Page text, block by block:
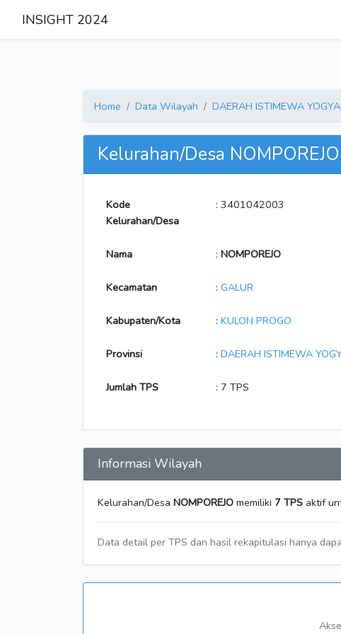
INSIGHT 2024
Home Data Wilayah DAERAH ISTIMEWA
Kelurahan/Desa NOMPOREJO
Kode
Kelurahan/Desa
: 3401042003
Nama : NOMPOREJO
Kecamatan : GALUR
Kabupaten/Kota : KULON PROGO
Provinsi : DAERAH ISTIMEWA
Jumlah TPS : 7 TPS
Informasi Wilayah
Kelurahan/Desa NOMPOREJO memiliki 7 TPS aktif
Data detail per TPS dan hasil rekapitulasi hanya